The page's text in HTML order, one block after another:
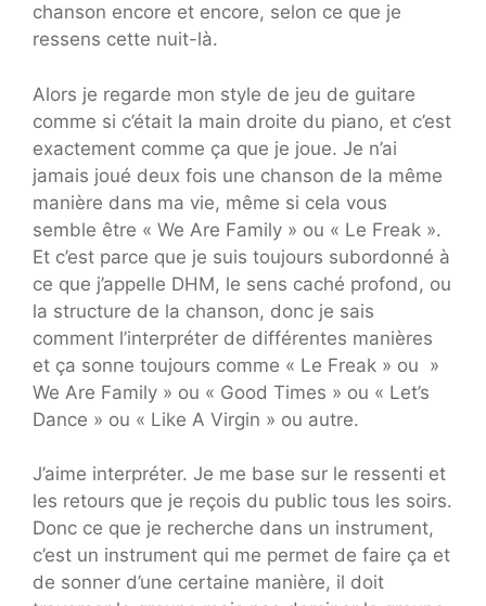
chanson encore et encore, selon ce que je
ressens cette nuit-là.
Alors je regarde mon style de jeu de guitare
comme si c’était la main droite du piano, et c’est
exactement comme ça que je joue. Je n’ai
jamais joué deux fois une chanson de la même
manière dans ma vie, même si cela vous
semble être « We Are Family » ou « Le Freak ».
Et c’est parce que je suis toujours subordonné à
ce que j’appelle DHM, le sens caché profond, ou
la structure de la chanson, donc je sais
comment l’interpréter de différentes manières
et ça sonne toujours comme « Le Freak » ou »
We Are Family » ou « Good Times » ou « Let’s
Dance » ou « Like A Virgin » ou autre.
J’aime interpréter. Je me base sur le ressenti et
les retours que je reçois du public tous les soirs.
Donc ce que je recherche dans un instrument,
c’est un instrument qui me permet de faire ça et
de sonner d’une certaine manière, il doit